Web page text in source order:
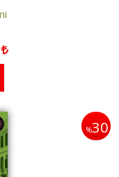
%30